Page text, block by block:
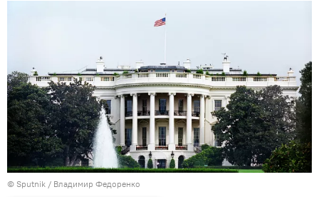
© Sputnik / Владимир Федоренко